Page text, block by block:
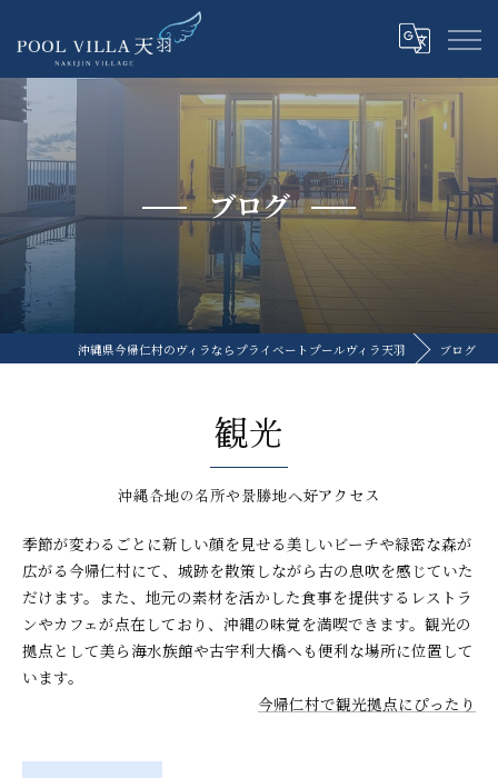
ブログ
沖縄県今帰仁村のヴィラならプライベートプールヴィラ天羽 ブログ
観光
沖縄各地の名所や景勝地へ好アクセス
季節が変わるごとに新しい顔を見せる美しいビーチや緑密な森が
広がる今帰仁村にて、城跡を散策しながら古の息吹を感じていた
だけます。また、地元の素材を活かした食事を提供するレストラ
ンやカフェが点在しており、沖縄の味覚を満喫できます。観光の
拠点として美ら海水族館や古宇利大橋へも便利な場所に位置して
います。
今帰仁村で観光拠点にぴったり